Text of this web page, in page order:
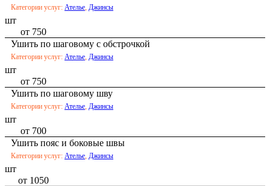
Категории услуг: Ателье, Джинсы
шт
от 750
Ушить по шаговому с обстрочкой
Категории услуг: Ателье, Джинсы
шт
от 750
Ушить по шаговому шву
Категории услуг: Ателье, Джинсы
шт
от 700
Ушить пояс и боковые швы
Категории услуг: Ателье, Джинсы
шт
от 1050